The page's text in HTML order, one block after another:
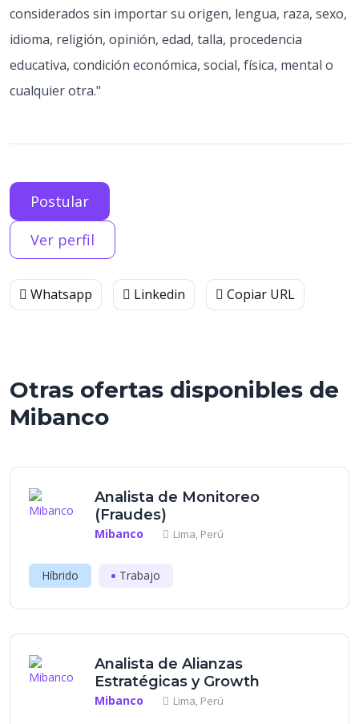
considerados sin importar su origen, lengua, raza, sexo,
idioma, religión, opinión, edad, talla, procedencia
educativa, condición económica, social, física, mental o
cualquier otra."
Postular
Ver perfil
Whatsapp Linkedin Copiar URL
Otras ofertas disponibles de
Mibanco
Analista de Monitoreo
(Fraudes)
Mibanco Lima, Perú
Híbrido Trabajo
Analista de Alianzas
Estratégicas y Growth
Mibanco Lima, Perú